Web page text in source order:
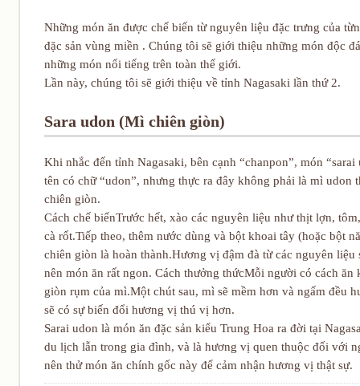
Những món ăn được chế biến từ nguyên liệu đặc trưng của
đặc sản vùng miền . Chúng tôi sẽ giới thiệu những món độc
những món nổi tiếng trên toàn thế giới.
Lần này, chúng tôi sẽ giới thiệu về tỉnh Nagasaki lần thứ 2.
Sara udon (Mì chiên giòn)
Khi nhắc đến tỉnh Nagasaki, bên cạnh “chanpon”, món
tên có chữ “udon”, nhưng thực ra đây không phải là mì
chiên giòn.
Cách chế biếnTrước hết, xào các nguyên liệu như thịt lợn,
cà rốt.Tiếp theo, thêm nước dùng và bột khoai tây (hoặc bột
chiên giòn là hoàn thành.Hương vị đậm đà từ các nguyên
nên món ăn rất ngon. Cách thưởng thứcMỗi người có cách ăn
giòn rụm của mì.Một chút sau, mì sẽ mềm hơn và ngấm đều
sẽ có sự biến đổi hương vị thú vị hơn.
Sarai udon là món ăn đặc sản kiểu Trung Hoa ra đời tại
du lịch lẫn trong gia đình, và là hương vị quen thuộc đối với
nên thử món ăn chính gốc này để cảm nhận hương vị thật sự.